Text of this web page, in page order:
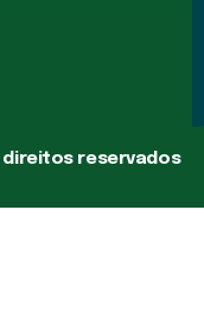
direitos reservados